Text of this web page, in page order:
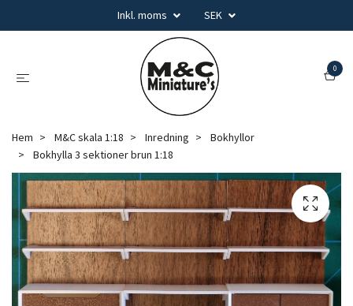
Inkl. moms SEK
0
Hem M&C skala 1:18 Inredning
Bokhyllor
Bokhylla 3 sektioner brun 1:18